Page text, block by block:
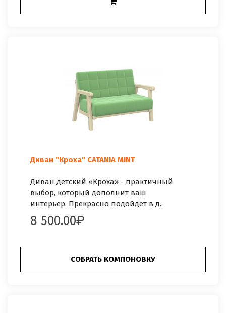
Диван "Кроха" CATANIA MINT
Диван детский «Кроха» - практичный
выбор, который дополнит ваш
интерьер. Прекрасно подойдёт в д..
8 500.00
СОБРАТЬ КОМПОНОВКУ